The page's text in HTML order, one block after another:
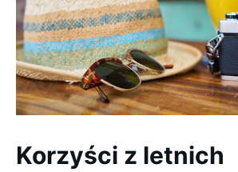
Korzyści z letnich